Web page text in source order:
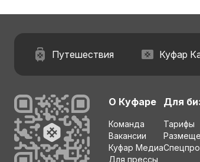
Путешествия Куфар
О Куфаре
Команда
Вакансии
Куфар Медиа
Для прессы
Для
Тарифы